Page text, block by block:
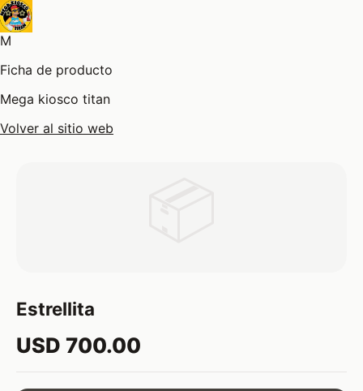
M
Ficha de producto
Mega kiosco titan
Volver al sitio web
Estrellita
USD 700.00